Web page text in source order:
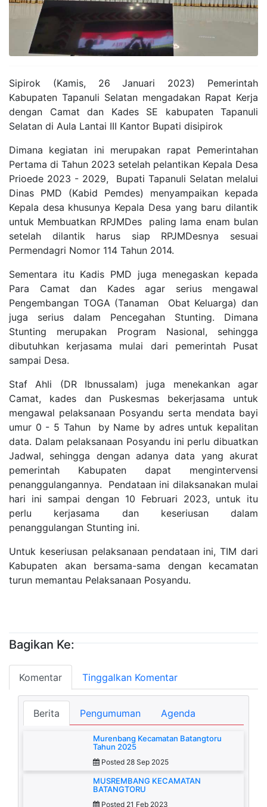
Sipirok (Kamis, 26 Januari 2023) Pemerintah
Kabupaten Tapanuli Selatan mengadakan Rapat Kerja
dengan Camat dan Kades SE kabupaten Tapanuli
Selatan di Aula Lantai III Kantor Bupati disipirok
Dimana kegiatan ini merupakan rapat Pemerintahan
Pertama di Tahun 2023 setelah pelantikan Kepala Desa
Prioede 2023 - 2029, Bupati Tapanuli Selatan melalui
Dinas PMD (Kabid Pemdes) menyampaikan kepada
Kepala desa khusunya Kepala Desa yang baru dilantik
untuk Membuatkan RPJMDes paling lama enam bulan
setelah dilantik harus siap RPJMDesnya sesuai
Permendagri Nomor 114 Tahun 2014.
Sementara itu Kadis PMD juga menegaskan kepada
Para Camat dan Kades agar serius mengawal
Pengembangan TOGA (Tanaman Obat Keluarga) dan
juga serius dalam Pencegahan Stunting. Dimana
Stunting merupakan Program Nasional, sehingga
dibutuhkan kerjasama mulai dari pemerintah Pusat
sampai Desa.
Staf Ahli (DR Ibnussalam) juga menekankan agar
Camat, kades dan Puskesmas bekerjasama untuk
mengawal pelaksanaan Posyandu serta mendata bayi
umur 0 - 5 Tahun by Name by adres untuk kepalitan
data. Dalam pelaksanaan Posyandu ini perlu dibuatkan
Jadwal, sehingga dengan adanya data yang akurat
pemerintah Kabupaten dapat mengintervensi
penanggulangannya. Pendataan ini dilaksanakan mulai
hari ini sampai dengan 10 Februari 2023, untuk itu
perlu kerjasama dan keseriusan dalam
penanggulangan Stunting ini.
Untuk keseriusan pelaksanaan pendataan ini, TIM dari
Kabupaten akan bersama-sama dengan kecamatan
turun memantau Pelaksanaan Posyandu.
Bagikan Ke:
Komentar Tinggalkan Komentar
Berita Pengumuman Agenda
Murenbang Kecamatan Batangtoru
Tahun 2025
Posted 28 Sep 2025
MUSREMBANG KECAMATAN
BATANGTORU
Posted 21 Feb 2023